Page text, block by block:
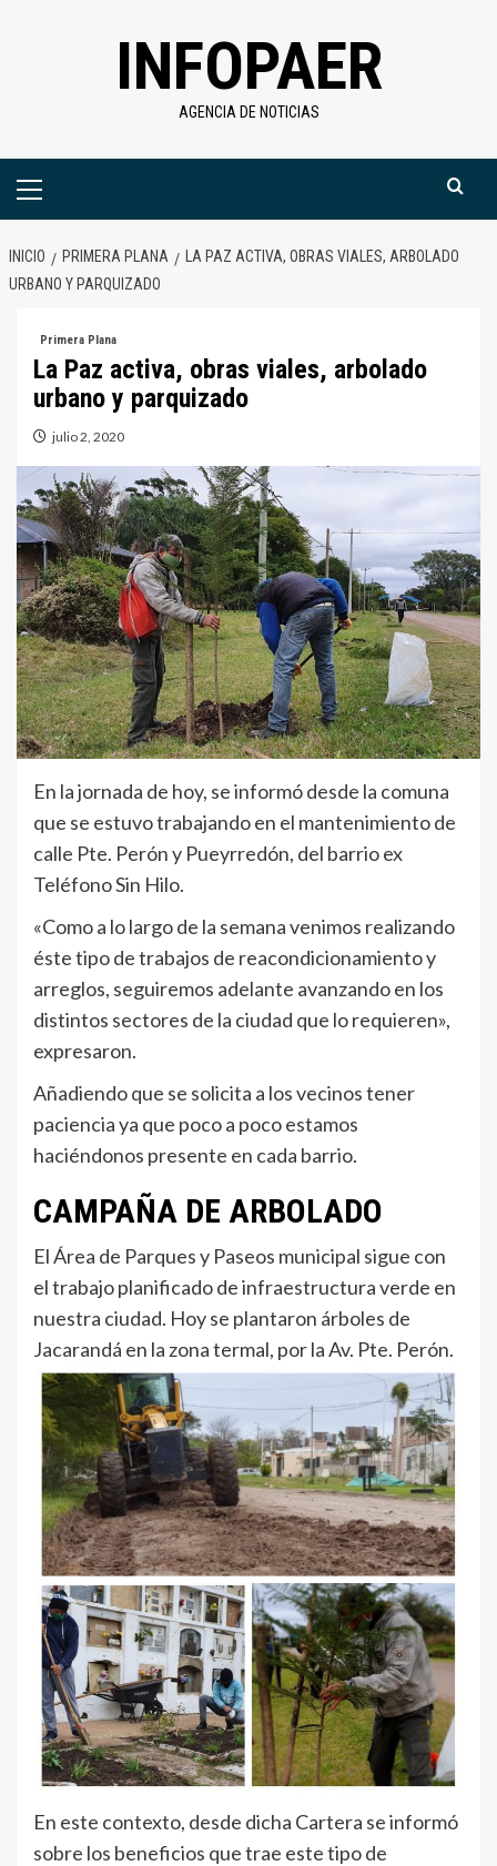
INFOPAER
AGENCIA DE NOTICIAS
Menú
INICIO PRIMERA PLANA
LA PAZ ACTIVA, OBRAS VIALES, ARBOLADO
URBANO Y PARQUIZADO
Primera Plana
La Paz activa, obras viales, arbolado
urbano y parquizado
julio 2, 2020
En la jornada de hoy, se informó desde la comuna
que se estuvo trabajando en el mantenimiento de
calle Pte. Perón y Pueyrredón, del barrio ex
Teléfono Sin Hilo.
«Como a lo largo de la semana venimos realizando
éste tipo de trabajos de reacondicionamiento y
arreglos, seguiremos adelante avanzando en los
distintos sectores de la ciudad que lo requieren»,
expresaron.
Añadiendo que se solicita a los vecinos tener
paciencia ya que poco a poco estamos
haciéndonos presente en cada barrio.
CAMPAÑA DE ARBOLADO
El Área de Parques y Paseos municipal sigue con
el trabajo planificado de infraestructura verde en
nuestra ciudad. Hoy se plantaron árboles de
Jacarandá en la zona termal, por la Av. Pte. Perón.
En este contexto, desde dicha Cartera se informó
sobre los beneficios que trae este tipo de